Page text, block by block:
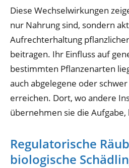
Diese Wechselwirkungen
nur Nahrung sind, sondern
Aufrechterhaltung
beitragen. Ihr Einfluss auf
bestimmten Pflanzenarten
auch abgelegene oder
erreichen. Dort, wo andere
übernehmen sie die
Regulatorische
biologische